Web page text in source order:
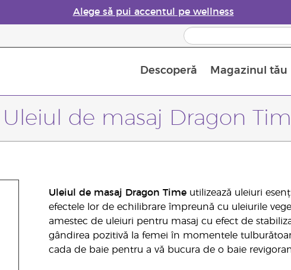
Alege să pui accentul pe wellness
Descoperă Magazinul tău
Uleiul de masaj Dragon
Uleiul de masaj Dragon Timeutilizează uleiuri
efectele lor de echilibrare împreună cu uleiurile
amestec de uleiuri pentru masaj cu efect de
gândirea pozitivă la femei în momentele
cada de baie pentru a vă bucura de o baie